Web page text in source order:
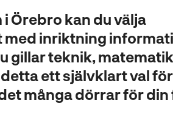
Örebro kan du välja
inriktning
gillar teknik,
ett självklart val
många dörrar för